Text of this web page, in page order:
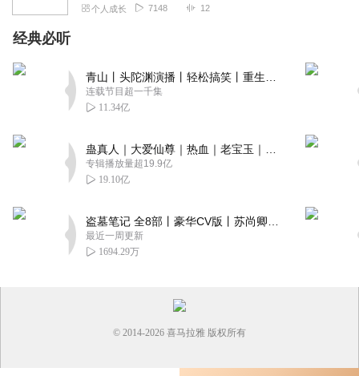
个人成长 7148 12
经典必听
连载节目超一千集
11.34亿
专辑播放量超19.9亿
19.10亿
最近一周更新
1694.29万
© 2014-2026 喜马拉雅 版权所有